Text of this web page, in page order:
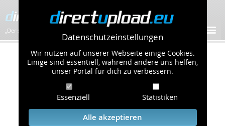
Datenschutzeinstellungen
Wir nutzen auf unserer Webseite einige Cookies.
Einige sind essentiell, während andere uns helfen,
unser Portal für dich zu verbessern.
Essenziell Statistiken
Alle akzeptieren
„Der schnellste Bilder-Hoster im Web!”
Kontakt & Support
Um eine schnelle und unkomplizierte
Bearbeitung Ihres Problems zu gewährleisten,
bitten wir Sie,
folgende Punkte zu beachten und einzuhalten.